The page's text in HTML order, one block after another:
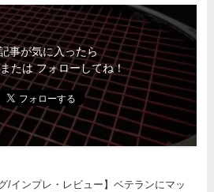
事が気に入ったら
たは フォローしてね！
/インプレ・レビュー】ベテランにマッ